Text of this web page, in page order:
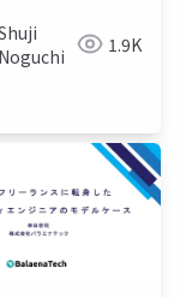
キュリティ
Noguchi
1.9K